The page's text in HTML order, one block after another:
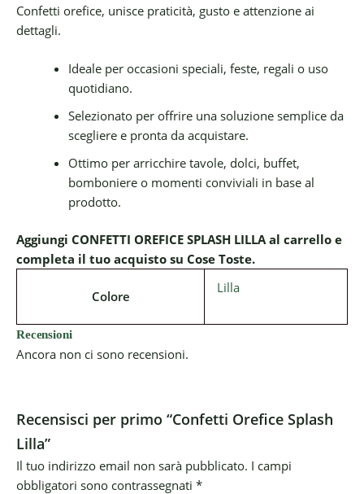
Confetti orefice, unisce praticità, gusto e attenzione ai
dettagli.
Ideale per occasioni speciali, feste, regali o uso
quotidiano.
Selezionato per offrire una soluzione semplice da
scegliere e pronta da acquistare.
Ottimo per arricchire tavole, dolci, buffet,
bomboniere o momenti conviviali in base al
prodotto.
Aggiungi CONFETTI OREFICE SPLASH LILLA al carrello e
completa il tuo acquisto su Cose Toste.
Colore
Lilla
Recensioni
Ancora non ci sono recensioni.
Recensisci per primo “Confetti Orefice Splash
Lilla”
Il tuo indirizzo email non sarà pubblicato. I campi
obbligatori sono contrassegnati *